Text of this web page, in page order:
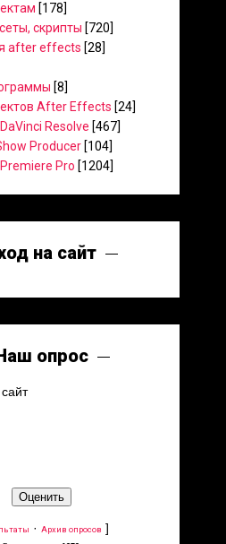
[178]
скрипты [720]
after effects [28]
[8]
After Effects [24]
Resolve [467]
Producer [104]
Pro [1204]
на сайт
опрос
· Архив опросов ]